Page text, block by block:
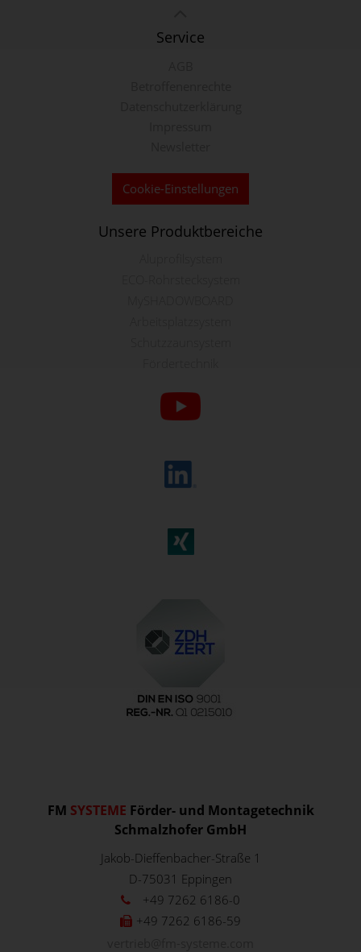
Service
Cookie-Einstellungen
Unsere Produktbereiche
FM SYSTEME Förder- und Montagetechnik
Schmalzhofer GmbH
Jakob-Dieffenbacher-Straße 1
D-75031 Eppingen
+49 7262 6186-0
+49 7262 6186-59